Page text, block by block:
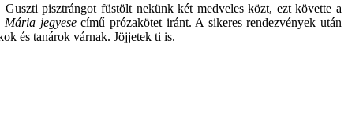
pisztrángot füstölt nekünk két medveles közt, ezt követte a
Mária jegyesecímű prózakötet iránt. A sikeres rendezvények után
és tanárok várnak. Jöjjetek ti is.